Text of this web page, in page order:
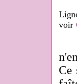
voir
Ce